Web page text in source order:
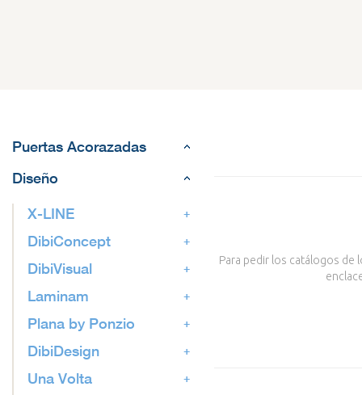
Puertas Acorazadas
Diseño
X-LINE
DibiConcept
DibiVisual
Laminam
Plana by Ponzio
DibiDesign
Una Volta
Para pedir los catálogos de